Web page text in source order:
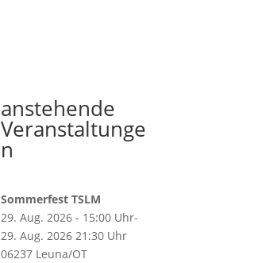
anstehende
Veranstaltunge
n
Sommerfest TSLM
29. Aug. 2026 - 15:00 Uhr-
29. Aug. 2026 21:30 Uhr
06237 Leuna/OT